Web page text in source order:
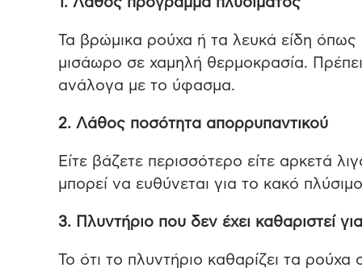
Τα βρώμικα ρούχα ή τα λευκά είδη
μισάωρο σε χαμηλή θερμοκρασία.
ανάλογα με το ύφασμα.
2. Λάθος ποσότητα απορρυπαντικού
Είτε βάζετε περισσότερο είτε αρκετά
μπορεί να ευθύνεται για το κακό
3. Πλυντήριο που δεν έχει καθαριστεί
Το ότι το πλυντήριο καθαρίζει τα ρούχα